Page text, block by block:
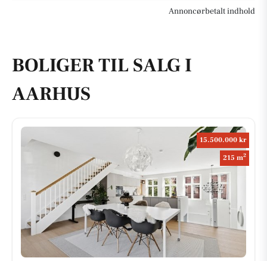
Annoncørbetalt indhold
BOLIGER TIL SALG I
AARHUS
15.500.000 kr
215 m2